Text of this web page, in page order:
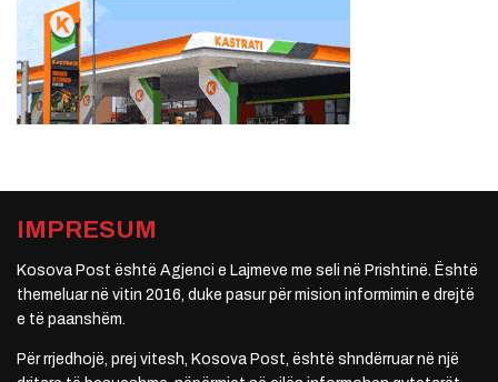
IMPRESUM
Kosova Post është Agjenci e Lajmeve me seli në Prishtinë. Është
themeluar në vitin 2016, duke pasur për mision informimin e drejtë
e të paanshëm.
Për rrjedhojë, prej vitesh, Kosova Post, është shndërruar në një